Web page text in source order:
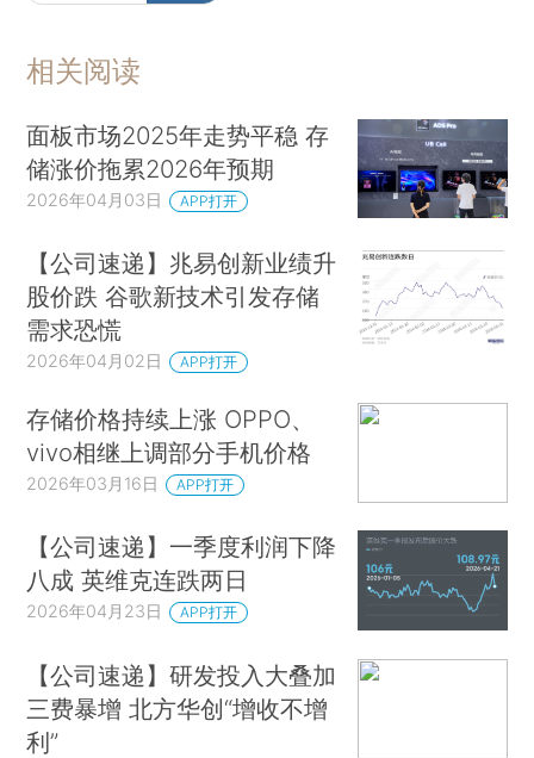
相关阅读
面板市场2025年走势平稳 存
储涨价拖累2026年预期
2026年04月03日 APP打开
【公司速递】兆易创新业绩升
股价跌 谷歌新技术引发存储
需求恐慌
2026年04月02日 APP打开
存储价格持续上涨 OPPO、
vivo相继上调部分手机价格
2026年03月16日 APP打开
【公司速递】一季度利润下降
八成 英维克连跌两日
2026年04月23日 APP打开
【公司速递】研发投入大叠加
三费暴增 北方华创“增收不增
利”